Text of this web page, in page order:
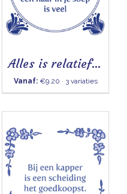
Alles is relatief - Tegeltje
Vanaf:€9.20 · 3 variaties